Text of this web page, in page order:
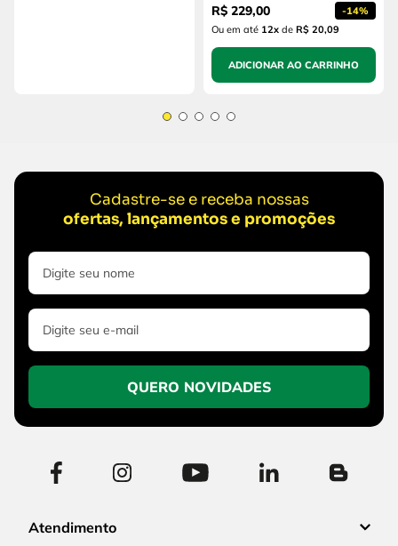
R$ 229,00 -14%
Ou em até 12x de R$ 20,09
ADICIONAR AO CARRINHO
Cadastre-se e receba nossas
ofertas, lançamentos e promoções
QUERO NOVIDADES
Atendimento